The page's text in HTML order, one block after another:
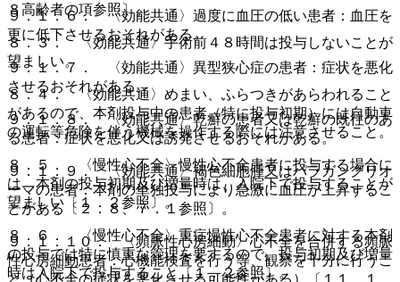
９．１．６． 〈効能共通〉過度に血圧の低い患者：血圧を
更に低下させるおそれがある。
９．１．７． 〈効能共通〉異型狭心症の患者：症状を悪化
させるおそれがある。
９．１．８． 〈効能共通〉乾癬の患者又は乾癬の既往のあ
る患者：症状を悪化又は誘発させるおそれがある。
９．１．９． 〈効能共通〉褐色細胞腫又はパラガングリオ
ーマの患者：本剤の単独投与により急激に血圧が上昇するこ
とがある〔２．８、７．１参照〕。
９．１．１０． 〈頻脈性心房細動〉心不全を合併する頻脈
性心房細動患者：心機能検査を行う等、観察を十分に行うこ
と（心不全の症状を悪化させる可能性がある）〔１１．１．
８高齢者の項参照〕。
８．３． 〈効能共通〉手術前４８時間は投与しないことが
望ましい。
８．４． 〈効能共通〉めまい、ふらつきがあらわれること
があるので、本剤投与中の患者（特に投与初期）には自動車
の運転等危険を伴う機械を操作する際には注意させること。
８．５． 〈慢性心不全〉慢性心不全患者に投与する場合に
は、本剤の投与初期及び増量時は、入院下で投与することが
望ましい〔１．２参照〕。
８．６． 〈慢性心不全〉重症慢性心不全患者に対する本剤
の投与では特に慎重な管理を要するので、投与初期及び増量
時は入院下で投与すること〔１．２参照〕。